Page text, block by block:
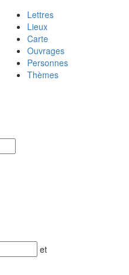
Lettres
Lieux
Carte
Ouvrages
Personnes
Thèmes
et